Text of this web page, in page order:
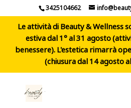
3425104662
Le attività di Beauty & Wellness
estiva dal 1° al 31 agosto
benessere). L'estetica rimarrà
(chiusura dal 14 agosto